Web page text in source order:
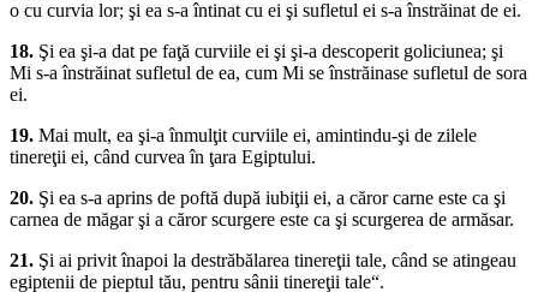
o cu curvia lor; şi ea s-a întinat cu ei şi sufletul ei s-a înstrăinat de ei.
18. Şi ea şi-a dat pe faţă curviile ei şi şi-a descoperit goliciunea; şi
Mi s-a înstrăinat sufletul de ea, cum Mi se înstrăinase sufletul de sora
ei.
19. Mai mult, ea şi-a înmulţit curviile ei, amintindu-şi de zilele
tinereţii ei, când curvea în ţara Egiptului.
20. Şi ea s-a aprins de poftă după iubiţii ei, a căror carne este ca şi
carnea de măgar şi a căror scurgere este ca şi scurgerea de armăsar.
21. Şi ai privit înapoi la destrăbălarea tinereţii tale, când se atingeau
egiptenii de pieptul tău, pentru sânii tinereţii tale“.